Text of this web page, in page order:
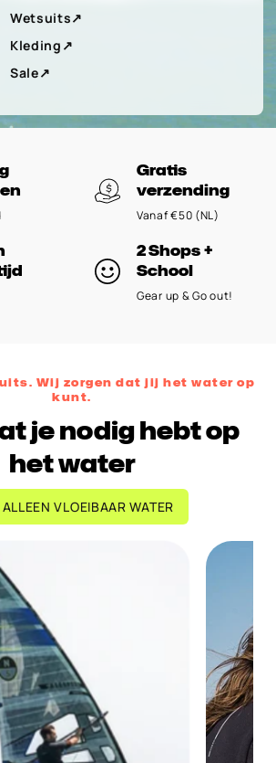
Wetsuits↗︎
Kleding ↗︎
Sale↗︎
Gratis
verzending
Vanaf €50 (NL)
2 Shops +
School
Gear up & Go out!
Wij zorgen dat jij het water op
kunt.
je nodig hebt op
het water
VLOEIBAAR WATER